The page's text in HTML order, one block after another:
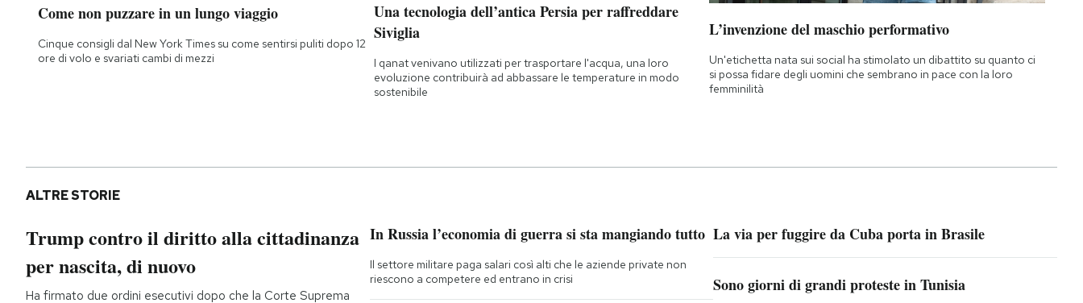
Come non puzzare in un lungo viaggio
Cinque consigli dal New York Times su come sentirsi puliti dopo 12
ore di volo e svariati cambi di mezzi
Una tecnologia dell’antica Persia per raffreddare
Siviglia
I qanat venivano utilizzati per trasportare l'acqua, una loro
evoluzione contribuirà ad abbassare le temperature in modo
sostenibile
L’invenzione del maschio performativo
Un'etichetta nata sui social ha stimolato un dibattito su quanto ci
si possa fidare degli uomini che sembrano in pace con la loro
femminilità
ALTRE STORIE
Trump contro il diritto alla cittadinanza
per nascita, di nuovo
Ha firmato due ordini esecutivi dopo che la Corte Suprema
In Russia l’economia di guerra si sta mangiando tutto
Il settore militare paga salari così alti che le aziende private non
riescono a competere ed entrano in crisi
La via per fuggire da Cuba porta in Brasile
Sono giorni di grandi proteste in Tunisia